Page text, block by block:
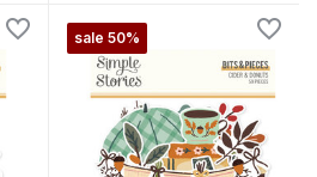
sale 50%